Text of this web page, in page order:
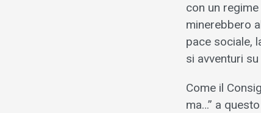
con un
minerebbero
pace sociale,
si avventuri
Come il
ma…” a